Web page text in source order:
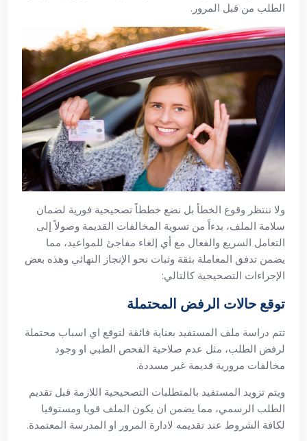
الطلب من قبل المرور.
ولا ننتظر وقوع الخطأ بل نضع خططاً تصحيحية فورية لضمان
سلامة الملف، بدءاً من تسوية المخالفات القديمة وصولاً إلى
التعامل السريع والفعال مع أي إلغاء مفاجئ للمواعيد، مما
يضمن تدفق المعاملة بثقة وثبات نحو الإنجاز النهائي وهذه بعض
الإجراءات التصحيحية كالتالي:
توقع حالات الرفض المحتملة
تتم دراسة ملف المستفيد بعناية فائقة لتوقع اي اسباب محتملة
لرفض الطلب، مثل عدم صلاحية الفحص الطبي او وجود
مخالفات مرورية قديمة غير مسددة.
ويتم تزويد المستفيد بالمتطلبات التصحيحية اللازمة قبل تقديم
الطلب الرسمي، مما يضمن ان يكون الملف قويا ومستوفيا
لكافة الشروط عند تقديمه لادارة المرور او المدرسة المعتمدة.